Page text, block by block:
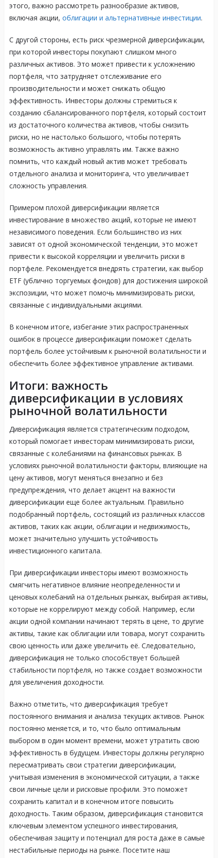
этого, важно рассмотреть разнообразие активов,
включая акции, облигации и альтернативные инвестиции.
С другой стороны, есть риск чрезмерной диверсификации,
при которой инвесторы покупают слишком много
различных активов. Это может привести к усложнению
портфеля, что затрудняет отслеживание его
производительности и может снижать общую
эффективность. Инвесторы должны стремиться к
созданию сбалансированного портфеля, который состоит
из достаточного количества активов, чтобы снизить
риски, но не настолько большого, чтобы потерять
возможность активно управлять им. Также важно
помнить, что каждый новый актив может требовать
отдельного анализа и мониторинга, что увеличивает
сложность управления.
Примером плохой диверсификации является
инвестирование в множество акций, которые не имеют
независимого поведения. Если большинство из них
зависят от одной экономической тенденции, это может
привести к высокой корреляции и увеличить риски в
портфеле. Рекомендуется внедрять стратегии, как выбор
ETF (ублично торгуемых фондов) для достижения широкой
экспозиции, что может помочь минимизировать риски,
связанные с индивидуальными акциями.
В конечном итоге, избегание этих распространенных
ошибок в процессе диверсификации поможет сделать
портфель более устойчивым к рыночной волатильности и
обеспечить более эффективноe управление активами.
Итоги: важность
диверсификации в условиях
рыночной волатильности
Диверсификация является стратегическим подходом,
который помогает инвесторам минимизировать риски,
связанные с колебаниями на финансовых рынках. В
условиях рыночной волатильности факторы, влияющие на
цену активов, могут меняться внезапно и без
предупреждения, что делает акцент на важности
диверсификации еще более актуальным. Правильно
подобранный портфель, состоящий из различных классов
активов, таких как акции, облигации и недвижимость,
может значительно улучшить устойчивость
инвестиционного капитала.
При диверсификации инвесторы имеют возможность
смягчить негативное влияние неопределенности и
ценовых колебаний на отдельных рынках, выбирая активы,
которые не коррелируют между собой. Например, если
акции одной компании начинают терять в цене, то другие
активы, такие как облигации или товара, могут сохранить
свою ценность или даже увеличить её. Следовательно,
диверсификация не только способствует большей
стабильности портфеля, но также создает возможности
для увеличения доходности.
Важно отметить, что диверсификация требует
постоянного внимания и анализа текущих активов. Рынок
постоянно меняется, и то, что было оптимальным
выбором в один момент времени, может утратить свою
эффективность в будущем. Инвесторы должны регулярно
пересматривать свои стратегии диверсификации,
учитывая изменения в экономической ситуации, а также
свои личные цели и рисковые профили. Это поможет
сохранить капитал и в конечном итоге повысить
доходность. Таким образом, диверсификация становится
ключевым элементом успешного инвестирования,
обеспечивая защиту и потенциал для роста даже в самые
нестабильные периоды на рынке. Посетите наш